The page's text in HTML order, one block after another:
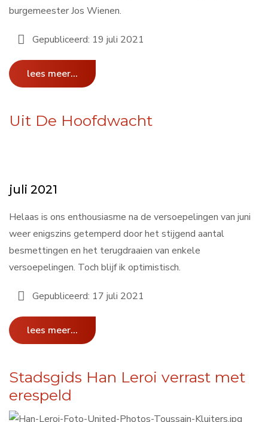
burgemeester Jos Wienen.
Gepubliceerd: 19 juli 2021
lees meer...
Uit De Hoofdwacht
juli 2021
Helaas is ons enthousiasme na de versoepelingen van juni
weer enigszins getemperd door het stijgend aantal
besmettingen en het terugdraaien van enkele
versoepelingen. Toch blijf ik optimistisch.
Gepubliceerd: 17 juli 2021
lees meer...
Stadsgids Han Leroi verrast met
erespeld